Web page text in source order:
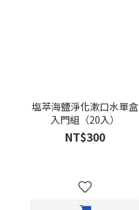
塩萃海鹽淨化漱口水單盒
入門組（20入）
NT$300